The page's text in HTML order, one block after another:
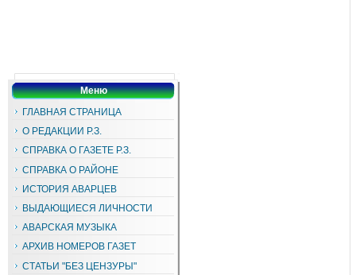
Меню
ГЛАВНАЯ СТРАНИЦА
О РЕДАКЦИИ Р.З.
СПРАВКА О ГАЗЕТЕ Р.З.
СПРАВКА О РАЙОНЕ
ИСТОРИЯ АВАРЦЕВ
ВЫДАЮЩИЕСЯ ЛИЧНОСТИ
АВАРСКАЯ МУЗЫКА
АРХИВ НОМЕРОВ ГАЗЕТ
СТАТЬИ "БЕЗ ЦЕНЗУРЫ"